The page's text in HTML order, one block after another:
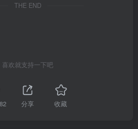
THE END
喜欢就支持一下吧
分享 收藏